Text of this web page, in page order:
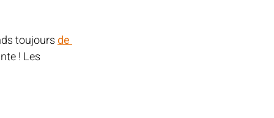
toujours de
! Les